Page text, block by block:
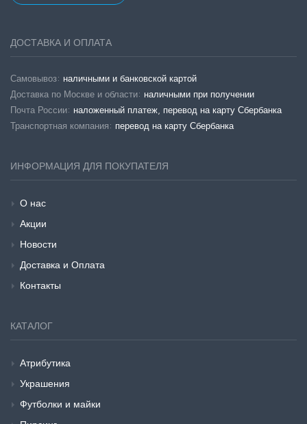
ДОСТАВКА И ОПЛАТА
Самовывоз: наличными и банковской картой
Доставка по Москве и области: наличными при получении
Почта России: наложенный платеж, перевод на карту Сбербанка
Транспортная компания: перевод на карту Сбербанка
ИНФОРМАЦИЯ ДЛЯ ПОКУПАТЕЛЯ
О нас
Акции
Новости
Доставка и Оплата
Контакты
КАТАЛОГ
Атрибутика
Украшения
Футболки и майки